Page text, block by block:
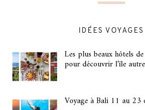
IDÉES VOYAGES
Les plus beaux hôtels
pour découvrir l’île
Voyage à Bali 11 au